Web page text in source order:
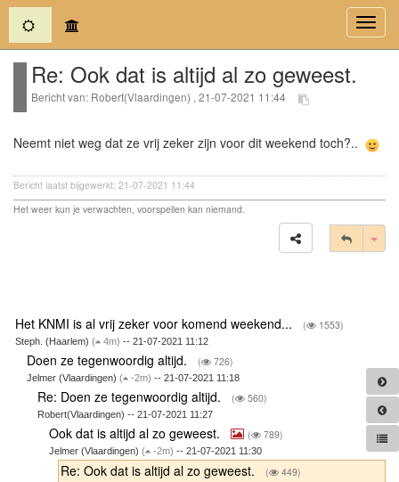
(current)
Re: Ook dat is altijd al zo geweest.
Bericht van: Robert(Vlaardingen) , 21-07-2021 11:44
Neemt niet weg dat ze vrij zeker zijn voor dit weekend toch?..
Bericht laatst bijgewerkt: 21-07-2021 11:44
Het weer kun je verwachten, voorspellen kan niemand.
Het KNMI is al vrij zeker voor komend weekend... ( 1553)
Steph. (Haarlem) ( 4m) -- 21-07-2021 11:12
Doen ze tegenwoordig altijd. ( 726)
Jelmer (Vlaardingen) ( -2m) -- 21-07-2021 11:18
Re: Doen ze tegenwoordig altijd. ( 560)
Robert(Vlaardingen) -- 21-07-2021 11:27
Ook dat is altijd al zo geweest. ( 789)
Jelmer (Vlaardingen) ( -2m) -- 21-07-2021 11:30
Re: Ook dat is altijd al zo geweest. ( 449)